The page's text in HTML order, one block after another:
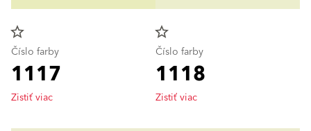
star_border
Číslo farby
1117
Zistiť viac
star_border
Číslo farby
1118
Zistiť viac